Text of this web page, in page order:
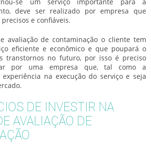
deve ser realizado por empresa que
e confiáveis.
avaliação de contaminação o cliente tem
eficiente e econômico e que poupará o
transtornos no futuro, por isso é preciso
por uma empresa que, tal como a
experiência na execução do serviço e seja
DE INVESTIR NA
AVALIAÇÃO DE